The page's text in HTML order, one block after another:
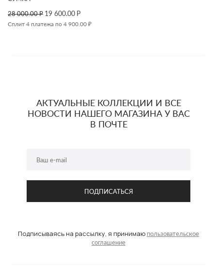
28 000.00Р 19 600.00 Р
Сплит 4 платежа по 4 900.00 ₽
АКТУАЛЬНЫЕ КОЛЛЕКЦИИ И ВСЕ
НОВОСТИ НАШЕГО МАГАЗИНА У ВАС
В ПОЧТЕ
Подписываясь на рассылку, я принимаю пользовательское
соглашение